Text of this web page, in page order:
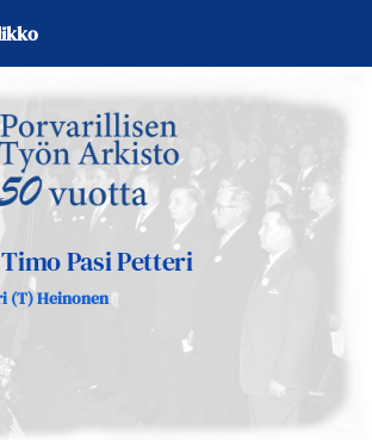
Sivuston etusivulle
Pasi Petteri
(T) Heinonen